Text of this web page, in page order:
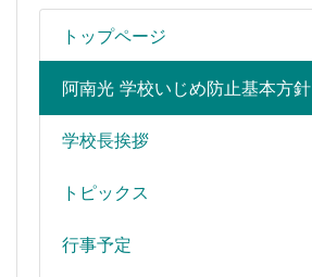
トップページ
阿南光 学校いじめ防止基本方針
学校長挨拶
トピックス
行事予定